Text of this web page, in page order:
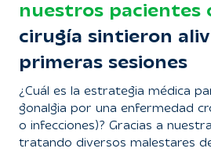
nuestros pacientes
cirugía sintieron
primeras sesiones
¿Cuál es la estrategia médica
gonalgia por una enfermedad
o infecciones)? Gracias a
tratando diversos malestares